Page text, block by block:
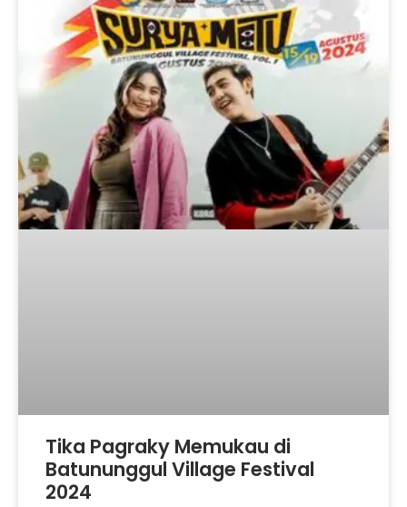
Tika Pagraky Memukau di
Batununggul Village Festival
2024